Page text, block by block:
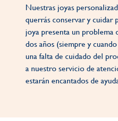
Nuestras joyas
querrás conservar y cuidar
joya presenta un problema
dos años (siempre y
una falta de cuidado del
a nuestro servicio de
estarán encantados de